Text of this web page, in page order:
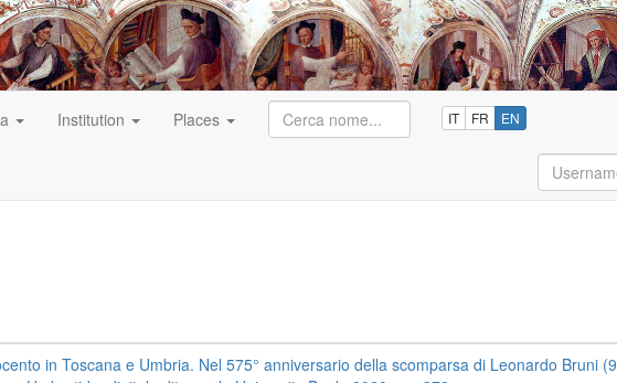
Institution Places IT FR EN
Username
in Toscana e Umbria. Nel 575° anniversario della scomparsa di Leonardo Bruni (9